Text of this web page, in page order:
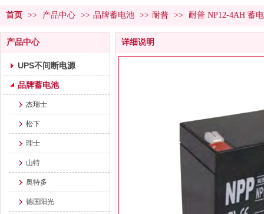
首页 >> 产品中心 >> 品牌蓄电池 >> 耐普 >> 耐普 NP12-4AH 蓄
产品中心
UPS不间断电源
品牌蓄电池
杰瑞士
松下
理士
山特
奥特多
德国阳光
详细说明